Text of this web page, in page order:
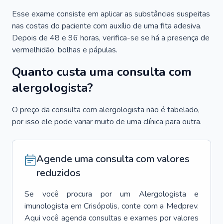
Esse exame consiste em aplicar as substâncias suspeitas
nas costas do paciente com auxílio de uma fita adesiva.
Depois de 48 e 96 horas, verifica-se se há a presença de
vermelhidão, bolhas e pápulas.
Quanto custa uma consulta com
alergologista?
O preço da consulta com alergologista não é tabelado,
por isso ele pode variar muito de uma clínica para outra.
Agende uma consulta com valores
reduzidos
Se você procura por um
Alergologista e
imunologista em Crisópolis, conte com a Medprev.
Aqui você agenda consultas e exames por valores